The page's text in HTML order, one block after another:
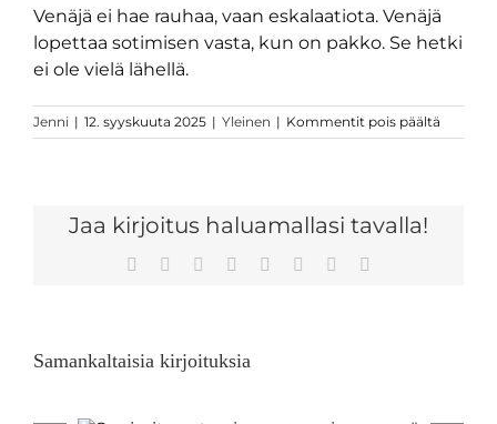
Venäjä ei hae rauhaa, vaan eskalaatiota. Venäjä
lopettaa sotimisen vasta, kun on pakko. Se hetki
ei ole vielä lähellä.
Jenni | 12. syyskuuta 2025 | Yleinen | Kommentit pois päältä
Venäjä
Jaa kirjoitus haluamallasi tavalla!
Facebook
TwitterReddit LinkedIn
TumblrPinterest
Samankaltaisia kirjoituksia